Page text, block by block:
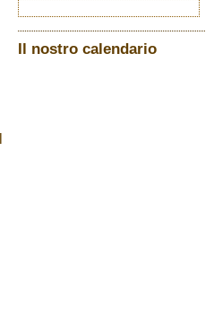
Il nostro calendario